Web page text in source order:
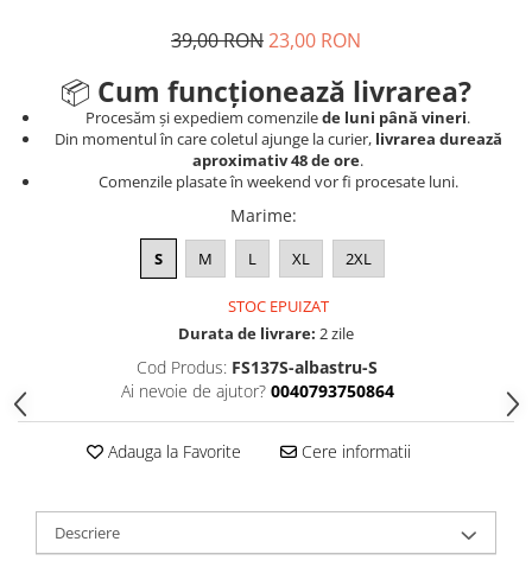
39,00 RON23,00 RON
📦 Cum funcționează livrarea?
Procesăm și expediem comenzilede luni până vineri.
Din momentul în care coletul ajunge la curier, livrarea durează
aproximativ 48 de ore.
Comenzile plasate în weekend vor fi procesate luni.
Marime:
S M L XL 2XL
STOC EPUIZAT
Durata de livrare: 2 zile
Cod Produs: FS137S-albastru-S
Ai nevoie de ajutor? 0040793750864
Adauga la Favorite Cere informatii
Descriere